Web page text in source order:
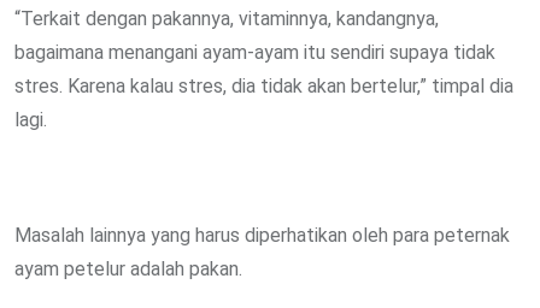
“Terkait dengan pakannya, vitaminnya, kandangnya,
bagaimana menangani ayam-ayam itu sendiri supaya tidak
stres. Karena kalau stres, dia tidak akan bertelur,” timpal dia
lagi.
Masalah lainnya yang harus diperhatikan oleh para peternak
ayam petelur adalah pakan.